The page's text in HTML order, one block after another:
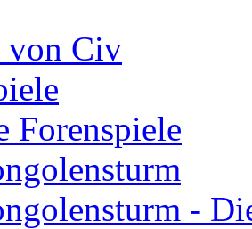
von Civ
Forenspiele
-